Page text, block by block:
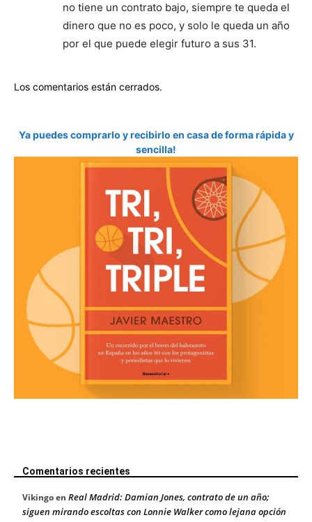
no tiene un contrato bajo, siempre te queda el
dinero que no es poco, y solo le queda un año
por el que puede elegir futuro a sus 31.
Los comentarios están cerrados.
Ya puedes comprarlo y recibirlo en casa de forma rápida y
sencilla!
Comentarios recientes
Vikingoen Real Madrid: Damian Jones, contrato de un año;
siguen mirando escoltas con Lonnie Walker como lejana opción